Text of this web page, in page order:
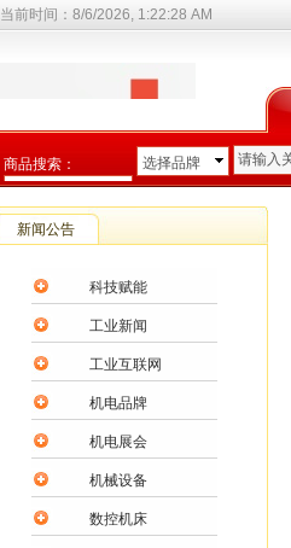
当前时间： 8/6/2026, 1:22:28 AM
商品搜索：
选择商品分类
选择品牌
新闻公告
科技赋能
工业新闻
工业互联网
机电品牌
机电展会
机械设备
数控机床